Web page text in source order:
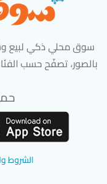
سوق محلي ذكي لبيع
بالصور، تصفّح حسب
الشروط